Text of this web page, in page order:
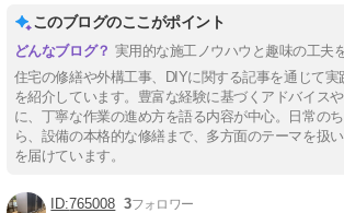
このブログのここがポイント
実用的な施工ノウハウと趣味の工夫
住宅の修繕や外構工事、DIYに関する記事を通じて
を紹介しています。豊富な経験に基づくアドバイス
に、丁寧な作業の進め方を語る内容が中心。日常の
ら、設備の本格的な修繕まで、多方面のテーマを扱
を届けています。
765008 3